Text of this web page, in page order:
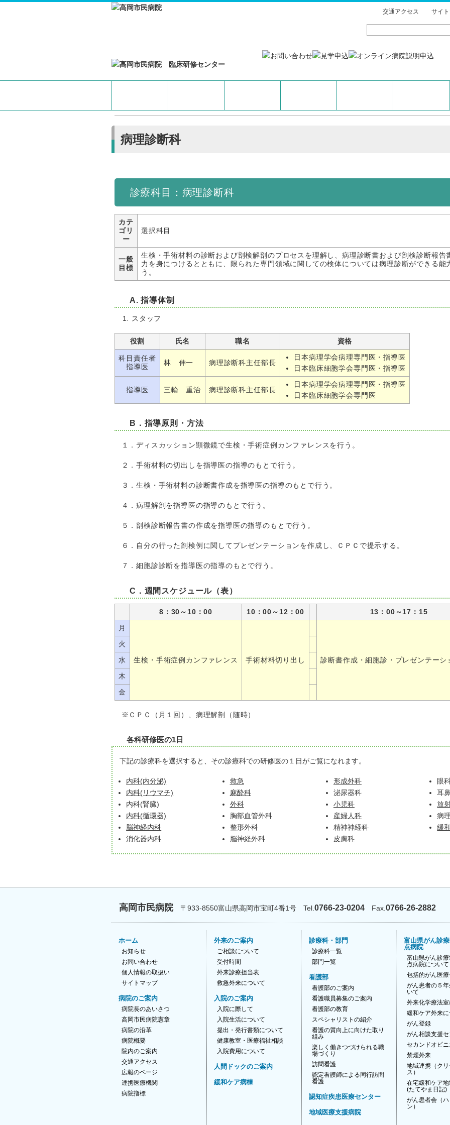
交通アクセス サイ
病理診断科
診療科目：病理診断科
カテ
ゴリ
ー
選択科目
一般
目標
生検・手術材料の診断および剖検解剖のプロセスを理解し、病理診断書および剖検診断報告
力を身につけるとともに、限られた専門領域に関しての検体については病理診断ができる能
う。
A. 指導体制
スタッフ
役割 氏名 職名 資格
科目責任者
指導医
林 伸一 病理診断科主任部長
日本病理学会病理専門医・指導医
日本臨床細胞学会専門医・指導医
指導医 三輪 重治 病理診断科主任部長
日本病理学会病理専門医・指導医
日本臨床細胞学会専門医
B．指導原則・方法
１．ディスカッション顕微鏡で生検・手術症例カンファレンスを行う。
２．手術材料の切出しを指導医の指導のもとで行う。
３．生検・手術材料の診断書作成を指導医の指導のもとで行う。
４．病理解剖を指導医の指導のもとで行う。
５．剖検診断報告書の作成を指導医の指導のもとで行う。
６．自分の行った剖検例に関してプレゼンテーションを作成し、ＣＰＣで提示する。
７．細胞診診断を指導医の指導のもとで行う。
C．週間スケジュール（表）
8：30～10：00 10：00～12：00 13：00～17：15
月
生検・手術症例カンファレンス 手術材料切り出し 診断書作成・細胞診・プレゼンテーシ
火
水
木
金
※ＣＰＣ（月１回）、病理解剖（随時）
各科研修医の1日
下記の診療科を選択すると、その診療科での研修医の１日がご覧になれます。
内科(内分泌)
内科(リウマチ)
内科(腎臓)
内科(循環器)
脳神経内科
消化器内科
救急
麻酔科
外科
胸部血管外科
整形外科
脳神経外科
形成外科
泌尿器科
小児科
産婦人科
精神神経科
皮膚科
眼
耳
放
病
緩
高岡市民病院〒933-8550富山県高岡市宝町4番1号 Tel. 0766-23-0204 Fax. 0766-26-2882
ホーム
お知らせ
お問い合わせ
個人情報の取扱い
サイトマップ
病院のご案内
病院長のあいさつ
高岡市民病院憲章
病院の沿革
病院概要
院内のご案内
交通アクセス
広報のページ
連携医療機関
病院指標
外来のご案内
ご相談について
受付時間
外来診療担当表
救急外来について
入院のご案内
入院に際して
入院生活について
提出・発行書類について
健康教室・医療福祉相談
入院費用について
人間ドックのご案内
緩和ケア病棟
診療科・部門
診療科一覧
部門一覧
看護部
看護部のご案内
看護職員募集のご案内
看護部の教育
スペシャリストの紹介
看護の質向上に向けた取り
組み
楽しく働きつづけられる職
場づくり
訪問看護
認定看護師による同行訪問
看護
認知症疾患医療センター
地域医療支援病院
富山県がん診
点病院
富山県がん診
点病院について
包括的がん医
がん患者の５
いて
外来化学療法
緩和ケア外来
がん登録
がん相談支援
セカンドオピ
禁煙外来
地域連携（ク
ス）
在宅緩和ケア
(たてやま日記)
がん患者会（
ン）